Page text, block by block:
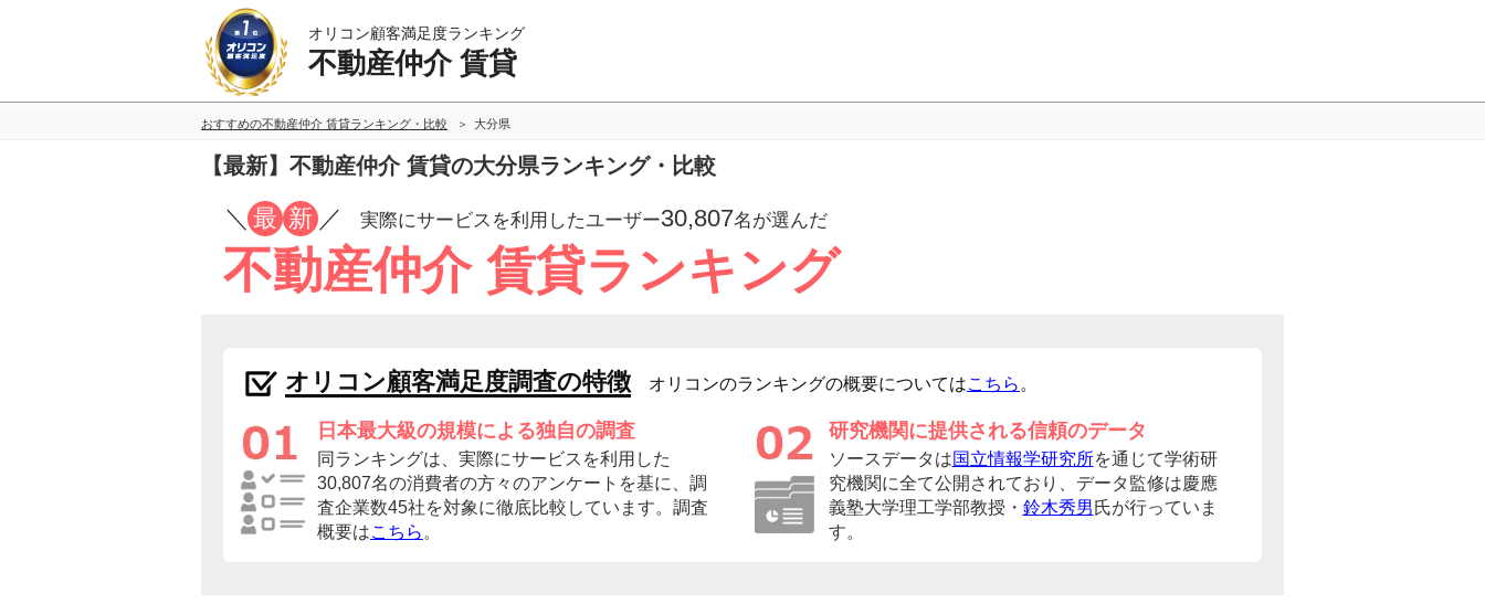
オリコン顧客満足度ランキング
不動産仲介 賃貸
おすすめの不動産仲介 賃貸ランキング・比較 大分県
【最新】不動産仲介 賃貸の大分県ランキング・比較
／ 最 新 ／ 実際にサービスを利用したユーザー30,807名が選んだ
不動産仲介 賃貸ランキング
オリコン顧客満足度調査の特徴 オリコンのランキングの概要についてはこちら 。
日本最大級の規模による独自の調査
同ランキングは、実際にサービスを利用した
30,807名の消費者の方々のアンケートを基に、調
査企業数45社を対象に徹底比較しています。調査
概要はこちら 。
研究機関に提供される信頼のデータ
ソースデータは国立情報学研究所を通じて学術研
究機関に全て公開されており、データ監修は慶應
義塾大学理工学部教授・ 鈴木秀男 氏が行っていま
す。